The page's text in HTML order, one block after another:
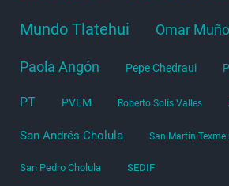
Mundo Tlatehui Omar
Paola Angón Pepe Chedraui
PT PVEM Roberto Solís Valles
San Andrés Cholula San Martín
San Pedro Cholula SEDIF